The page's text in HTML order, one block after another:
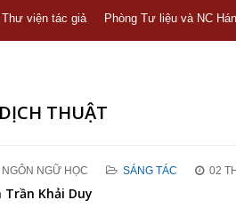
Thư viện tác giả Phòng Tư liệu và NC
THUẬT
NGỮ HỌC SÁNG TÁC 02
Khải Duy